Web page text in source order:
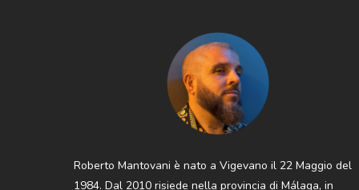
Roberto Mantovani è nato a Vigevano il 22 Maggio del
1984. Dal 2010 risiede nella provincia di Málaga, in